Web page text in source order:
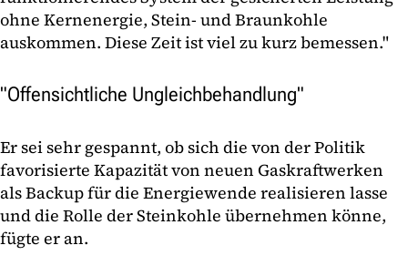
ohne Kernenergie, Stein- und Braunkohle
auskommen. Diese Zeit ist viel zu kurz bemessen."
"Offensichtliche Ungleichbehandlung"
Er sei sehr gespannt, ob sich die von der Politik
favorisierte Kapazität von neuen Gaskraftwerken
als Backup für die Energiewende realisieren lasse
und die Rolle der Steinkohle übernehmen könne,
fügte er an.